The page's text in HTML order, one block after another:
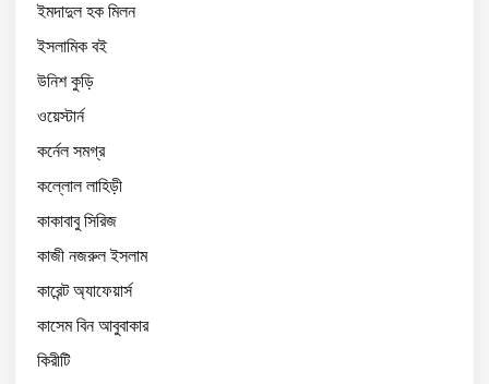
ইমদাদুল হক মিলন
ইসলামিক বই
উনিশ কুড়ি
ওয়েস্টার্ন
কর্নেল সমগ্র
কল্লোল লাহিড়ী
কাকাবাবু সিরিজ
কাজী নজরুল ইসলাম
কারেন্ট অ্যাফেয়ার্স
কাসেম বিন আবুবাকার
কিরীটি